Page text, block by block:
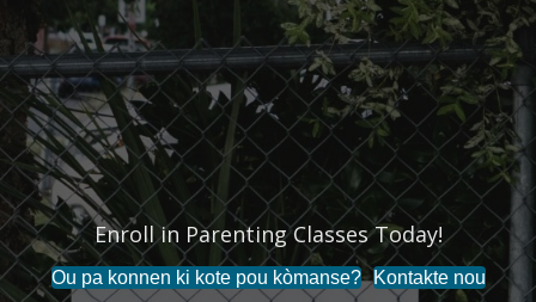
Enroll in Parenting Classes Today!
Ou pa konnen ki kote pou kòmanse? Kontakte nou